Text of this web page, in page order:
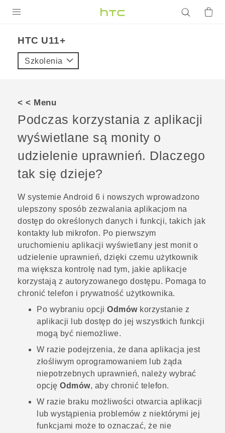
VIVE
VIVERSE
POMOC TECHNICZNA
Urządzenia i akcesoria HTC
Zaloguj się
HTC U11+‎
Szkolenia
< < Menu
Podczas korzystania z aplikacji
wyświetlane są monity o
udzielenie uprawnień. Dlaczego
tak się dzieje?
W systemie Android 6 i nowszych wprowadzono
ulepszony sposób zezwalania aplikacjom na
dostęp do określonych danych i funkcji, takich jak
kontakty lub mikrofon. Po pierwszym
uruchomieniu aplikacji wyświetlany jest monit o
udzielenie uprawnień, dzięki czemu użytkownik
ma większa kontrolę nad tym, jakie aplikacje
korzystają z autoryzowanego dostępu. Pomaga to
chronić telefon i prywatność użytkownika.
Po wybraniu opcji Odmówkorzystanie z
aplikacji lub dostęp do jej wszystkich funkcji
mogą być niemożliwe.
W razie podejrzenia, że dana aplikacja jest
złośliwym oprogramowaniem lub żąda
niepotrzebnych uprawnień, należy wybrać
opcję Odmów, aby chronić telefon.
W razie braku możliwości otwarcia aplikacji
lub wystąpienia problemów z niektórymi jej
funkcjami może to oznaczać, że nie